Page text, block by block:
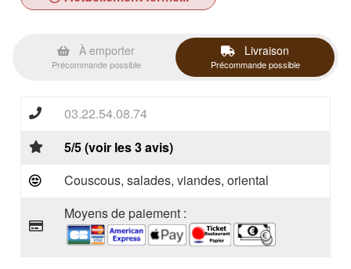
À emporter
Précommande possible
Livraison
Précommande possible
03.22.54.08.74
5/5 (voir les 3 avis)
Couscous, salades, viandes, oriental
Moyens de paiement :